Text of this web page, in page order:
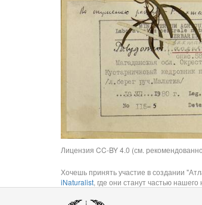
Лицензия CC-BY 4.0 (см.
Хочешь принять участие в создании
iNaturalist, где они станут частью